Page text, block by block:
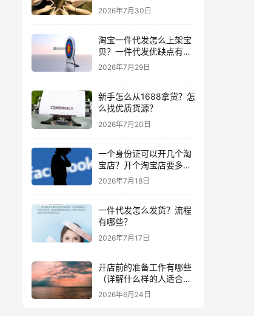
享！
2026年7月30日
淘宝一件代发怎么上架宝
贝？一件代发优缺点有哪
些？
2026年7月29日
新手怎么从1688拿货？怎
么找优质货源？
2026年7月20日
一个身份证可以开几个淘
宝店？开个淘宝店要多少
钱？
2026年7月18日
一件代发怎么发货？流程
有哪些？
2026年7月17日
开店前的准备工作有哪些
（详解什么样的人适合做
生意）
2026年6月24日